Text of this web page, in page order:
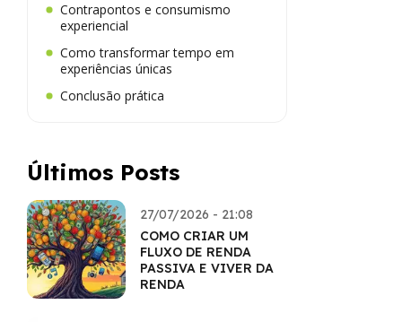
Contrapontos e consumismo
experiencial
Como transformar tempo em
experiências únicas
Conclusão prática
Últimos Posts
27/07/2026 - 21:08
COMO CRIAR UM
FLUXO DE RENDA
PASSIVA E VIVER DA
RENDA